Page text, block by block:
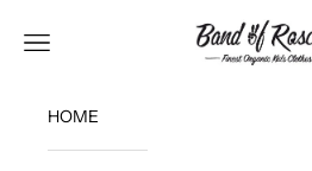
Band of Rascals
Navigationsmenü öffnen
HOME